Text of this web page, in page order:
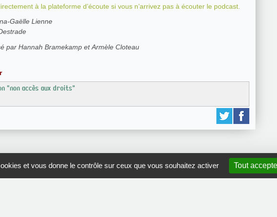
et vous donne le contrôle sur ceux que vous souhaitez activer Tout
à la plateforme d’écoute si vous n’arrivez pas à écouter le podcast.
Gaëlle Lienne
par Hannah Bramekamp et Armèle Cloteau
"non accès aux droits"
GRDR Copyright 2010 | |Plan du site|